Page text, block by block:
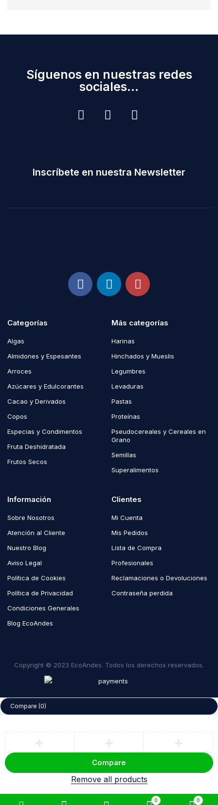
Síguenos en nuestras redes
sociales...
Inscríbete en nuestra Newsletter
Categorías
Algas
Almidones y Espesantes
Arroces
Azúcares y Edulcorantes
Cacao y Derivados
Copos
Especias y Condimentos
Fruta Deshidratada
Frutos Secos
Más categorías
Harinas
Hinchados y Mueslis
Legumbres
Levaduras
Pastas
Proteínas
Pseudocereales y Cereales en
Grano
Semillas
Superalimentos
Información
Sobre Nosotros
Atención al Cliente
Nuestro Blog
Aviso Legal
Política de Cookies
Política de Privacidad
Condiciones Generales
Blog EcoAndes
Clientes
Mi Cuenta
Mis Pedidos
Lista de Compra
Profesionales
Reclamaciones o Devoluciones
Contraseña perdida
Copyright © 2023 EcoAndes. Todos los derechos reservados.
0 0
Compare (0)
Compare
Remove all products